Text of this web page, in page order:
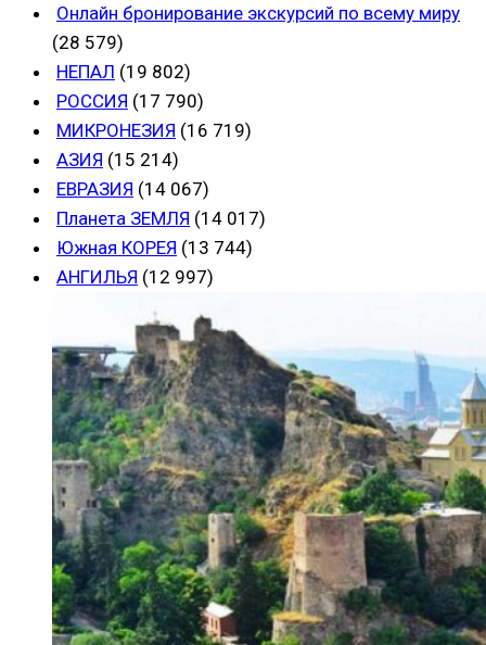
Онлайн бронирование экскурсий по всему миру
(28 579)
НЕПАЛ (19 802)
РОССИЯ (17 790)
МИКРОНЕЗИЯ (16 719)
АЗИЯ (15 214)
ЕВРАЗИЯ (14 067)
Планета ЗЕМЛЯ (14 017)
Южная КОРЕЯ (13 744)
АНГИЛЬЯ (12 997)